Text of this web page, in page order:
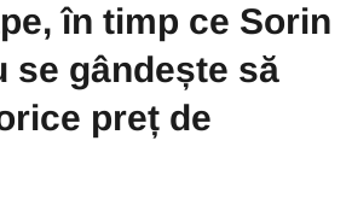
în timp ce Sorin
se gândește să
preț de